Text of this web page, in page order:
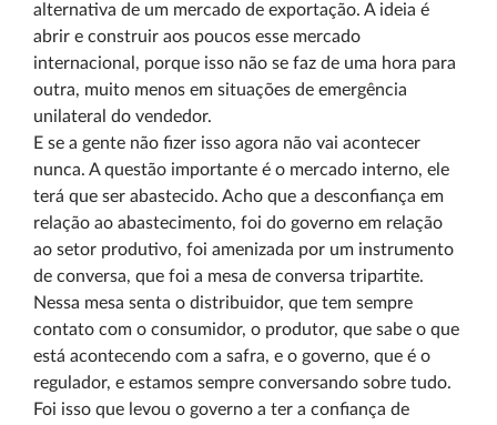
alternativa de um mercado de exportação. A ideia é
abrir e construir aos poucos esse mercado
internacional, porque isso não se faz de uma hora para
outra, muito menos em situações de emergência
unilateral do vendedor.
E se a gente não fizer isso agora não vai acontecer
nunca. A questão importante é o mercado interno, ele
terá que ser abastecido. Acho que a desconfiança em
relação ao abastecimento, foi do governo em relação
ao setor produtivo, foi amenizada por um instrumento
de conversa, que foi a mesa de conversa tripartite.
Nessa mesa senta o distribuidor, que tem sempre
contato com o consumidor, o produtor, que sabe o que
está acontecendo com a safra, e o governo, que é o
regulador, e estamos sempre conversando sobre tudo.
Foi isso que levou o governo a ter a confiança de